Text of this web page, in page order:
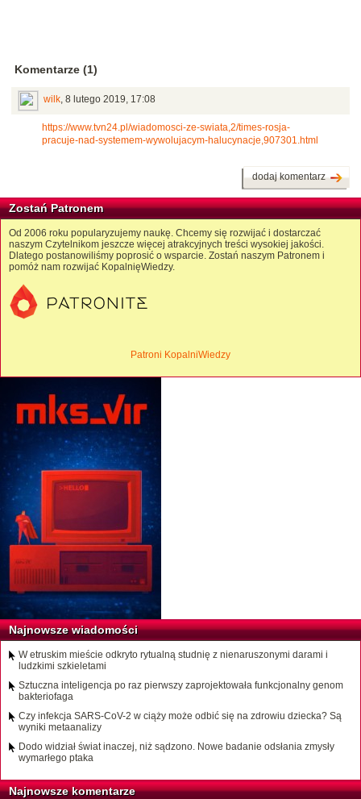
Komentarze (1)
wilk, 8 lutego 2019, 17:08
https://www.tvn24.pl/wiadomosci-ze-swiata,2/times-rosja-
pracuje-nad-systemem-wywolujacym-halucynacje,907301.html
dodaj komentarz
Zostań Patronem
Od 2006 roku popularyzujemy naukę. Chcemy się rozwijać i dostarczać
naszym Czytelnikom jeszcze więcej atrakcyjnych treści wysokiej jakości.
Dlatego postanowiliśmy poprosić o wsparcie. Zostań naszym Patronem i
pomóż nam rozwijać KopalnięWiedzy.
Patroni KopalniWiedzy
Najnowsze wiadomości
W etruskim mieście odkryto rytualną studnię z nienaruszonymi darami i
ludzkimi szkieletami
Sztuczna inteligencja po raz pierwszy zaprojektowała funkcjonalny genom
bakteriofaga
Czy infekcja SARS-CoV-2 w ciąży może odbić się na zdrowiu dziecka? Są
wyniki metaanalizy
Dodo widział świat inaczej, niż sądzono. Nowe badanie odsłania zmysły
wymarłego ptaka
Najnowsze komentarze